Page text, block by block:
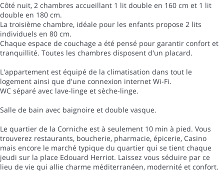
Côté nuit, 2 chambres accueillant 1 lit double en 160 cm et 1 lit
double en 180 cm.
La troisième chambre, idéale pour les enfants propose 2 lits
individuels en 80 cm.
Chaque espace de couchage a été pensé pour garantir confort et
tranquillité. Toutes les chambres disposent d'un placard.
L'appartement est équipé de la climatisation dans tout le
logement ainsi que d'une connexion internet Wi-Fi.
WC séparé avec lave-linge et sèche-linge.
Salle de bain avec baignoire et double vasque.
Le quartier de la Corniche est à seulement 10 min à pied. Vous
trouverez restaurants, boucherie, pharmacie, épicerie, Casino
mais encore le marché typique du quartier qui se tient chaque
jeudi sur la place Edouard Herriot. Laissez vous séduire par ce
lieu de vie qui allie charme méditerranéen, modernité et confort.